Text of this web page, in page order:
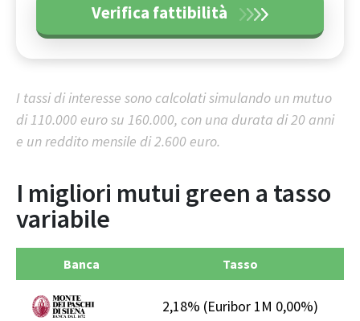
Verifica fattibilità
I tassi di interesse sono calcolati simulando un mutuo
di 110.000 euro su 160.000, con una durata di 20 anni
e un reddito mensile di 2.600 euro.
I migliori mutui green a tasso
variabile
Banca Tasso
2,18% (Euribor 1M 0,00%)